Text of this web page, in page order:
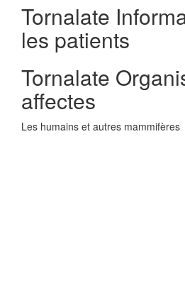
Tornalate
les patients
Tornalate
affectes
Les humains et autres mammifères